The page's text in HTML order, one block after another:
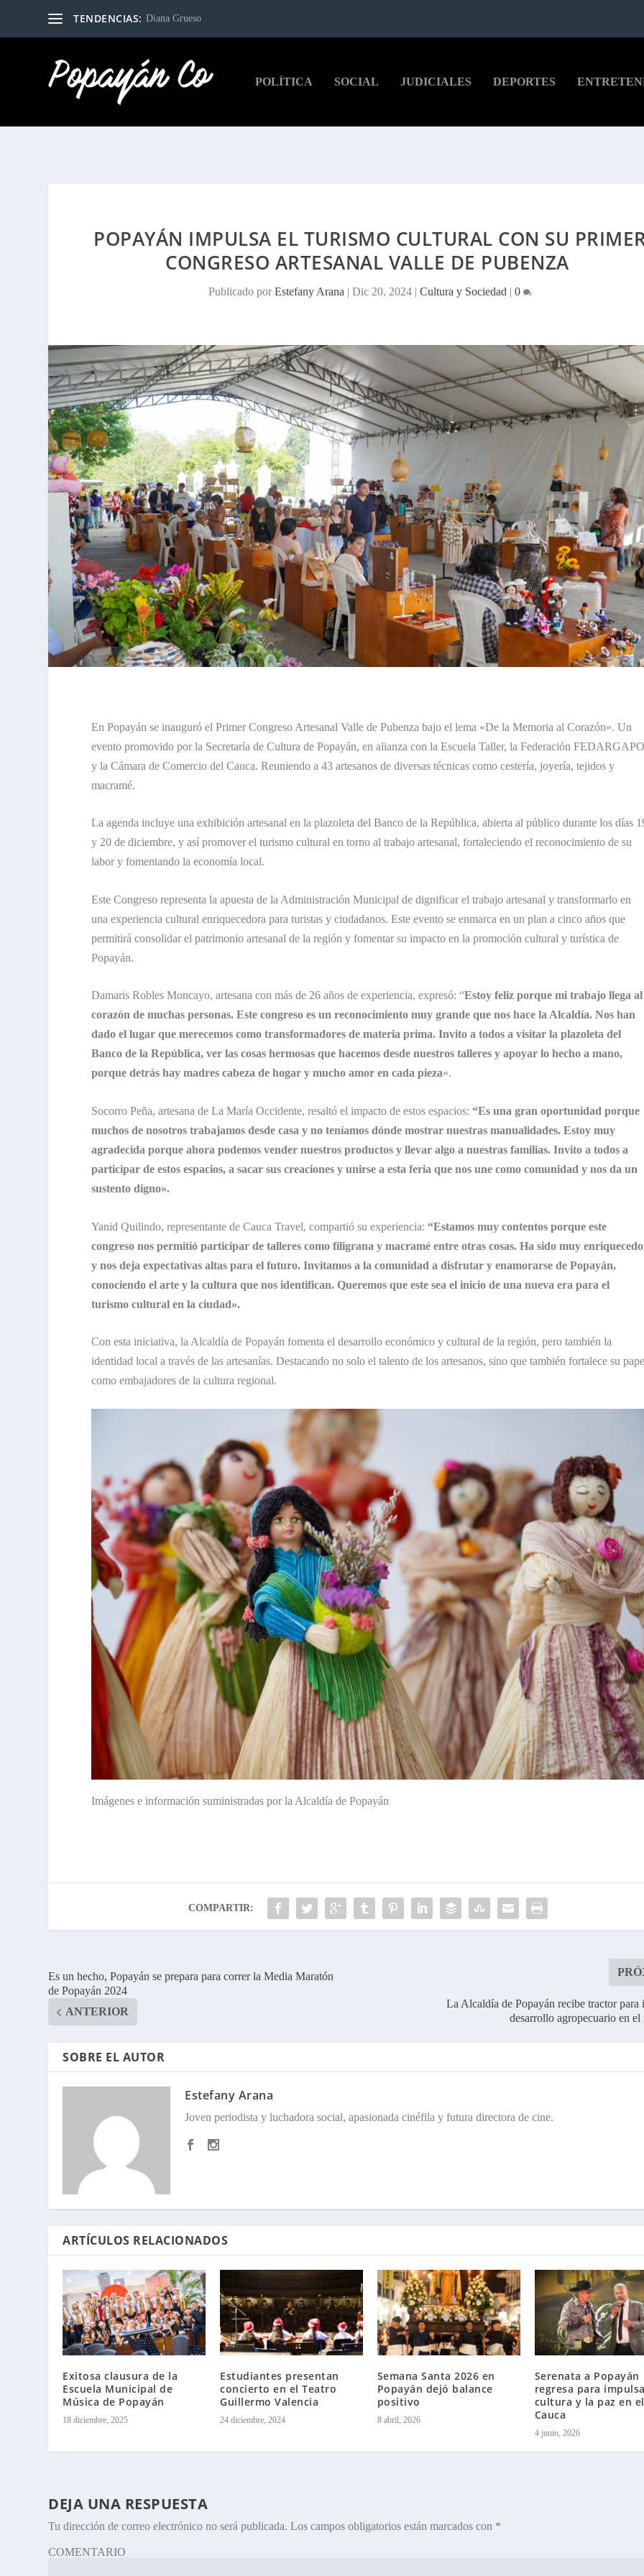
TENDENCIAS: Diana Grueso
POLÍTICA SOCIAL JUDICIALES DEPORTES
POPAYÁN IMPULSA EL TURISMO CULTURAL CON SU
CONGRESO ARTESANAL VALLE DE PUBENZA
Publicado porEstefany Arana | Dic 20, 2024| Cultura y Sociedad | 0
En Popayán se inauguró el Primer Congreso Artesanal Valle de Pubenza bajo el lema «De la Memoria al Corazón». Un
evento promovido por la Secretaría de Cultura de Popayán, en alianza con la Escuela Taller, la Federación
y la Cámara de Comercio del Cauca. Reuniendo a 43 artesanos de diversas técnicas como cestería, joyería, tejidos y
macramé.
La agenda incluye una exhibición artesanal en la plazoleta del Banco de la República, abierta al público durante los días
y 20 de diciembre, y así promover el turismo cultural en torno al trabajo artesanal, fortaleciendo el reconocimiento de su
labor y fomentando la economía local.
Este Congreso representa la apuesta de la Administración Municipal de dignificar el trabajo artesanal y transformarlo en
una experiencia cultural enriquecedora para turistas y ciudadanos. Este evento se enmarca en un plan a cinco años que
permitirá consolidar el patrimonio artesanal de la región y fomentar su impacto en la promoción cultural y turística de
Popayán.
Damaris Robles Moncayo, artesana con más de 26 años de experiencia, expresó: “Estoy feliz porque mi trabajo llega al
corazón de muchas personas. Este congreso es un reconocimiento muy grande que nos hace la Alcaldía. Nos han
dado el lugar que merecemos como transformadores de materia prima. Invito a todos a visitar la plazoleta del
Banco de la República, ver las cosas hermosas que hacemos desde nuestros talleres y apoyar lo hecho a mano,
porque detrás hay madres cabeza de hogar y mucho amor en cada pieza«.
Socorro Peña, artesana de La María Occidente, resaltó el impacto de estos espacios: “Es una gran oportunidad porque
muchos de nosotros trabajamos desde casa y no teníamos dónde mostrar nuestras manualidades. Estoy muy
agradecida porque ahora podemos vender nuestros productos y llevar algo a nuestras familias. Invito a todos a
participar de estos espacios, a sacar sus creaciones y unirse a esta feria que nos une como comunidad y nos da un
sustento digno».
Yanid Quilindo, representante de Cauca Travel, compartió su experiencia: “Estamos muy contentos porque este
congreso nos permitió participar de talleres como filigrana y macramé entre otras cosas. Ha sido muy
y nos deja expectativas altas para el futuro. Invitamos a la comunidad a disfrutar y enamorarse de Popayán,
conociendo el arte y la cultura que nos identifican. Queremos que este sea el inicio de una nueva era para el
turismo cultural en la ciudad».
Con esta iniciativa, la Alcaldía de Popayán fomenta el desarrollo económico y cultural de la región, pero también la
identidad local a través de las artesanías. Destacando no solo el talento de los artesanos, sino que también fortalece su
como embajadores de la cultura regional.
Imágenes e información suministradas por la Alcaldía de Popayán
COMPARTIR:
Es un hecho, Popayán se prepara para correr la Media Maratón
de Popayán 2024
ANTERIOR
La Alcaldía de Popayán recibe tractor para
desarrollo agropecuario en
SOBRE EL AUTOR
Estefany Arana
Joven periodista y luchadora social, apasionada cinéfila y futura directora de cine.
ARTÍCULOS RELACIONADOS
Exitosa clausura de la
Escuela Municipal de
Música de Popayán
18 diciembre, 2025
Estudiantes presentan
concierto en el Teatro
Guillermo Valencia
24 diciembre, 2024
Semana Santa 2026 en
Popayán dejó balance
positivo
8 abril, 2026
Serenata a Popayán
regresa para
cultura y la paz en el
Cauca
4 junio, 2026
DEJA UNA RESPUESTA
Tu dirección de correo electrónico no será publicada. Los campos obligatorios están marcados con *
COMENTARIO